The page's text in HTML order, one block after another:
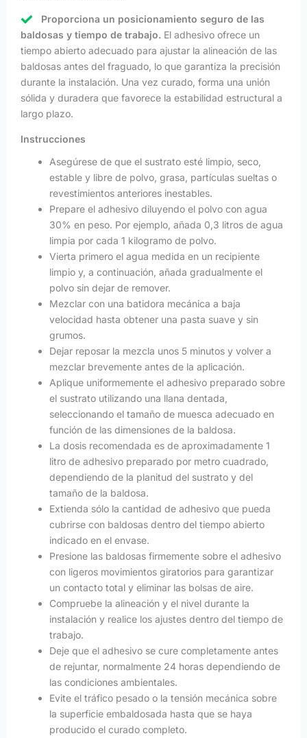
Proporciona un posicionamiento seguro de las
baldosas y tiempo de trabajo. El adhesivo ofrece un
tiempo abierto adecuado para ajustar la alineación de las
baldosas antes del fraguado, lo que garantiza la precisión
durante la instalación. Una vez curado, forma una unión
sólida y duradera que favorece la estabilidad estructural a
largo plazo.
Instrucciones
Asegúrese de que el sustrato esté limpio, seco,
estable y libre de polvo, grasa, partículas sueltas o
revestimientos anteriores inestables.
Prepare el adhesivo diluyendo el polvo con agua
30% en peso. Por ejemplo, añada 0,3 litros de agua
limpia por cada 1 kilogramo de polvo.
Vierta primero el agua medida en un recipiente
limpio y, a continuación, añada gradualmente el
polvo sin dejar de remover.
Mezclar con una batidora mecánica a baja
velocidad hasta obtener una pasta suave y sin
grumos.
Dejar reposar la mezcla unos 5 minutos y volver a
mezclar brevemente antes de la aplicación.
Aplique uniformemente el adhesivo preparado sobre
el sustrato utilizando una llana dentada,
seleccionando el tamaño de muesca adecuado en
función de las dimensiones de la baldosa.
La dosis recomendada es de aproximadamente 1
litro de adhesivo preparado por metro cuadrado,
dependiendo de la planitud del sustrato y del
tamaño de la baldosa.
Extienda sólo la cantidad de adhesivo que pueda
cubrirse con baldosas dentro del tiempo abierto
indicado en el envase.
Presione las baldosas firmemente sobre el adhesivo
con ligeros movimientos giratorios para garantizar
un contacto total y eliminar las bolsas de aire.
Compruebe la alineación y el nivel durante la
instalación y realice los ajustes dentro del tiempo de
trabajo.
Deje que el adhesivo se cure completamente antes
de rejuntar, normalmente 24 horas dependiendo de
las condiciones ambientales.
Evite el tráfico pesado o la tensión mecánica sobre
la superficie embaldosada hasta que se haya
producido el curado completo.